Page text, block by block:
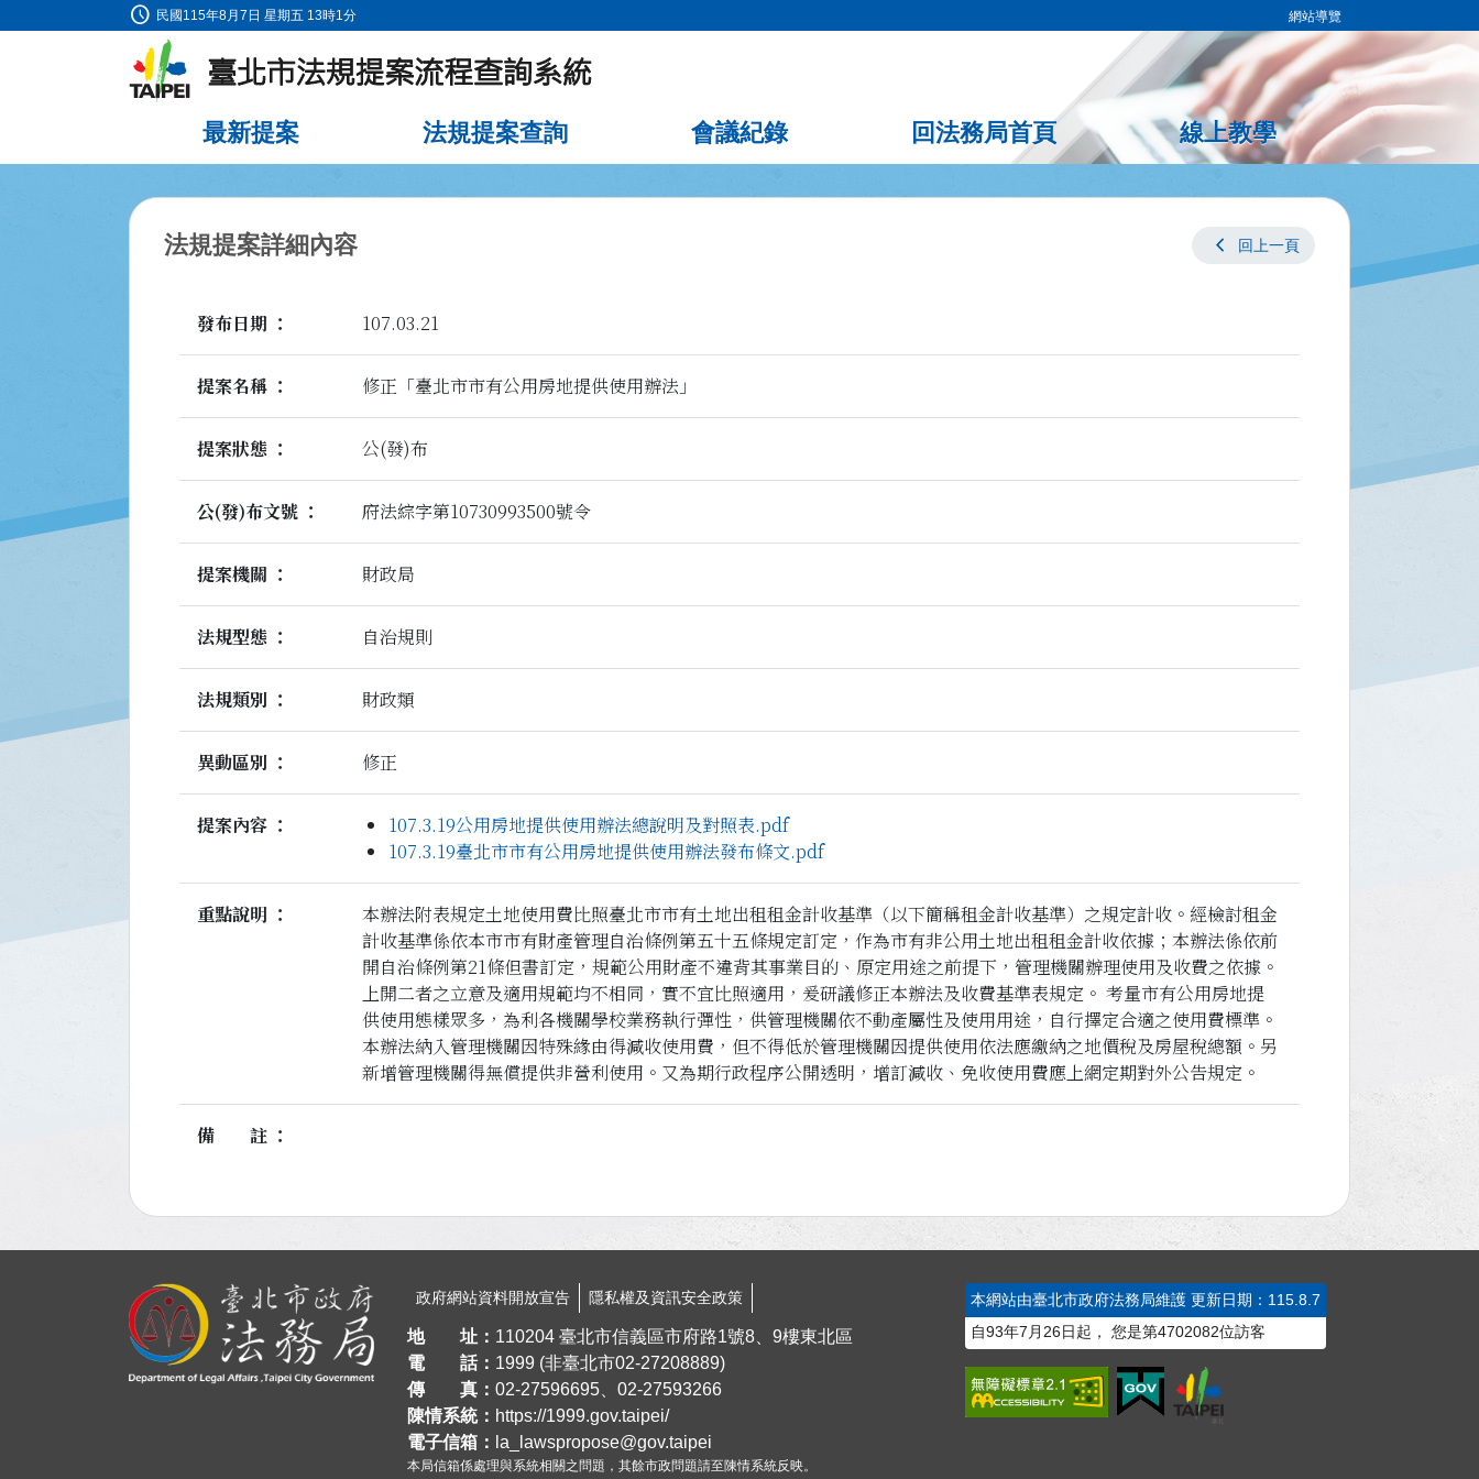
最新提案 法規提案查詢 會議紀錄 回法務局首頁 線上教學
schedule 民國115年8月7日 星期五 13時1分 網站導覽
法規提案詳細內容 chevron_left 回上一頁
發布日期 107.03.21
提案名稱 修正「臺北市市有公用房地提供使用辦法」
提案狀態 公(發)布
公(發)布文號 府法綜字第10730993500號令
提案機關 財政局
法規型態 自治規則
法規類別 財政類
異動區別 修正
提案內容
107.3.19公用房地提供使用辦法總說明及對照表.pdf
107.3.19臺北市市有公用房地提供使用辦法發布條文.pdf
重點說明
本辦法附表規定土地使用費比照臺北市市有土地出租租金計收基準（以下簡稱租金計收基準）之規定計收。經檢討租金
計收基準係依本市市有財產管理自治條例第五十五條規定訂定，作為市有非公用土地出租租金計收依據；本辦法係依前
開自治條例第21條但書訂定，規範公用財產不違背其事業目的、原定用途之前提下，管理機關辦理使用及收費之依據。
上開二者之立意及適用規範均不相同，實不宜比照適用，爰研議修正本辦法及收費基準表規定。 考量市有公用房地提
供使用態樣眾多，為利各機關學校業務執行彈性，供管理機關依不動產屬性及使用用途，自行擇定合適之使用費標準。
本辦法納入管理機關因特殊緣由得減收使用費，但不得低於管理機關因提供使用依法應繳納之地價稅及房屋稅總額。另
新增管理機關得無償提供非營利使用。又為期行政程序公開透明，增訂減收、免收使用費應上網定期對外公告規定。
備註
政府網站資料開放宣告 隱私權及資訊安全政策
地 址
110204 臺北市信義區市府路1號8、9樓東北區
電 話
1999 (非臺北市02-27208889)
傳 真
02-27596695、02-27593266
陳情系統
https://1999.gov.taipei/
電子信箱
la_lawspropose@gov.taipei
本局信箱係處理與系統相關之問題，其餘市政問題請至陳情系統反映。
本網站由臺北市政府法務局維護 更新日期：115.8.7
自93年7月26日起， 您是第4702082位訪客